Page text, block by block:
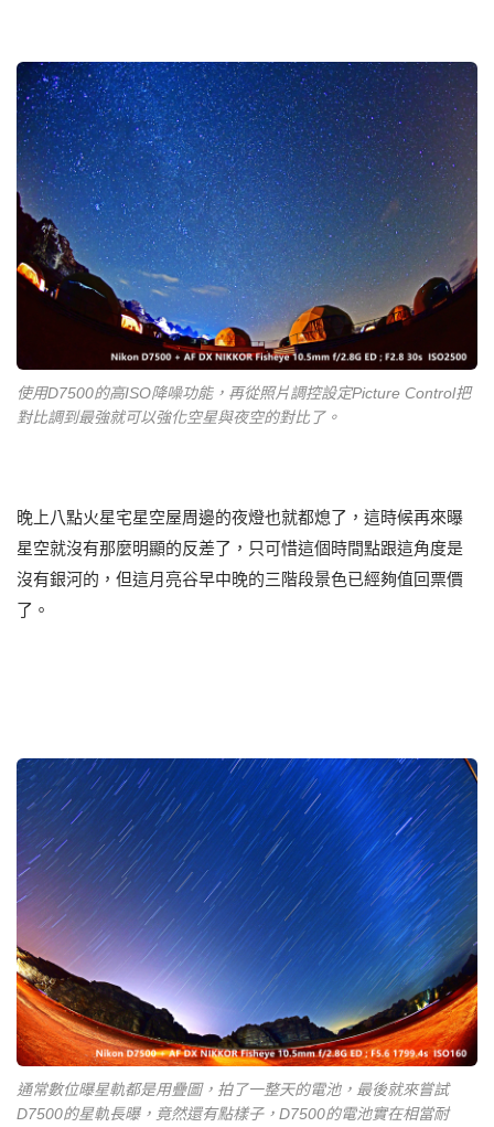
使用D7500的高ISO降噪功能，再從照片調控設定Picture Control把
對比調到最強就可以強化空星與夜空的對比了。
晚上八點火星宅星空屋周邊的夜燈也就都熄了，這時候再來曝
星空就沒有那麼明顯的反差了，只可惜這個時間點跟這角度是
沒有銀河的，但這月亮谷早中晚的三階段景色已經夠值回票價
了。
通常數位曝星軌都是用疊圖，拍了一整天的電池，最後就來嘗試
D7500的星軌長曝，竟然還有點樣子，D7500的電池實在相當耐